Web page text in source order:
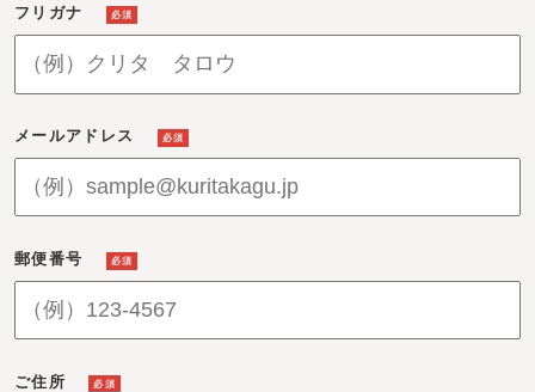
フリガナ 必須
メールアドレス 必須
郵便番号 必須
ご住所 必須